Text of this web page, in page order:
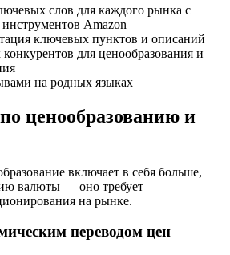
слов для каждого рынка с
Amazon
ключевых пунктов и описаний
для ценообразования и
на родных языках
ценообразованию и
включает в себя больше,
валюты — оно требует
на рынке.
переводом цен